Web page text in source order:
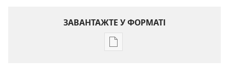
ЗАВАНТАЖТЕ У ФОРМАТІ
Параметри